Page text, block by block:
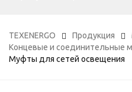
TEXENERGO Продукция
Концевые и соединительные
Муфты для сетей освещения